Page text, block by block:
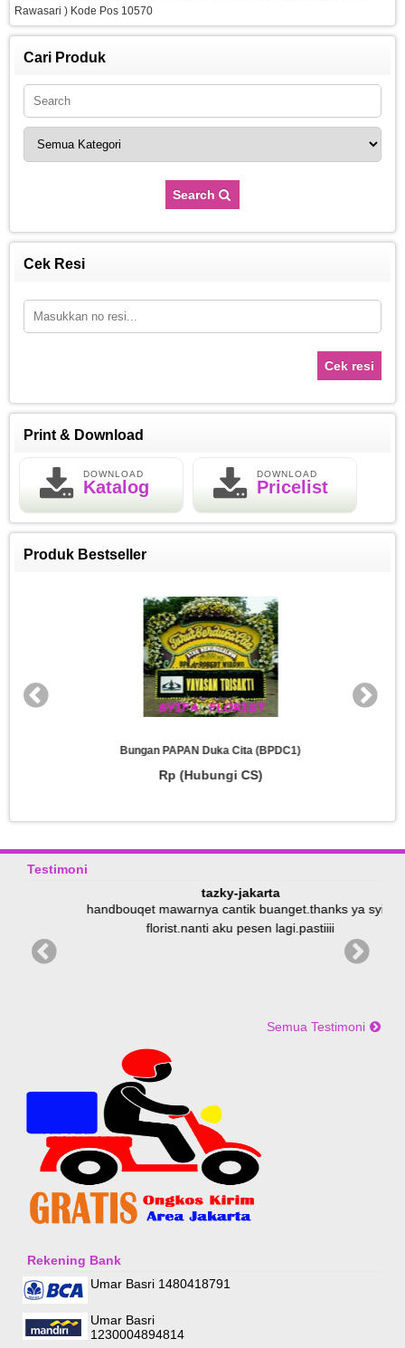
Rawasari ) Kode Pos 10570
Cari Produk
Search
Cek Resi
Cek resi
Print & Download
DOWNLOAD
Katalog
DOWNLOAD
Pricelist
Produk Bestseller
Bungan PAPAN Duka Cita (BPDC1)
Rp (Hubungi CS)
Testimoni
tazky-jakarta
handbouqet mawarnya cantik buanget.thanks ya syifa
florist.nanti aku pesen lagi.pastiiii
Semua Testimoni
Rekening Bank
Umar Basri 1480418791
Umar Basri
1230004894814